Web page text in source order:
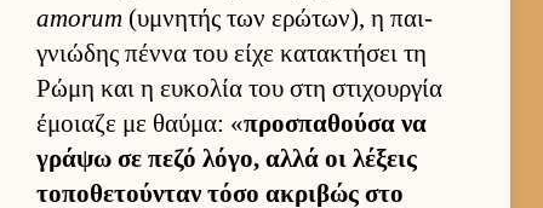
amorum (υμνητής των ερώτων), η παι­
γνιώδης πέννα του είχε κατακτήσει τη
Ρώμη και η ευ­κολία του στη στιχουρ­γία
έμοιαζε με θαύ­μα: «προσπαθούσα να
γράψω σε πεζό λόγο, αλλά οι λέξεις
τοποθετού­νταν τόσο ακριβώς στο